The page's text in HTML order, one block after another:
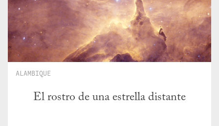
ALAMBIQUE
El rostro de una estrella distante